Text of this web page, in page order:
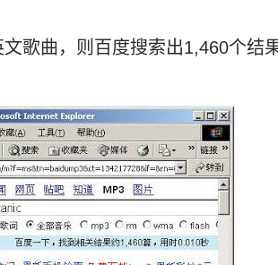
歌曲，则百度搜索出1,460个结果